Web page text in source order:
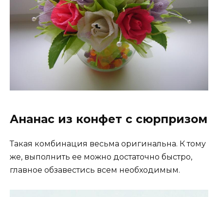
Ананас из конфет с сюрпризом
Такая комбинация весьма оригинальна. К тому
же, выполнить ее можно достаточно быстро,
главное обзавестись всем необходимым.